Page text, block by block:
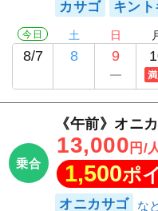
カサゴ キント
今日
8/7
土
8
日
9
乗合
《午前》オニ
13,000 円/
1,500ポ
オニカサゴ